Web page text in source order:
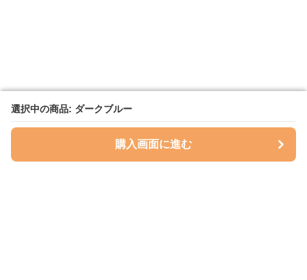
選択中の商品: ダークブルー
購入画面に進む
選択中の商品: ダークブルー
購入画面に進む